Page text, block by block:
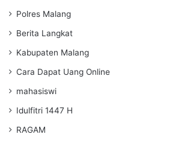
Polres Malang
Berita Langkat
Kabupaten Malang
Cara Dapat Uang Online
mahasiswi
Idulfitri 1447 H
RAGAM